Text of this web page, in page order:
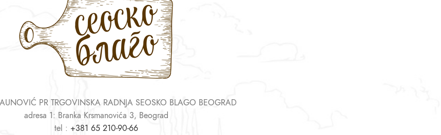
PR TRGOVINSKA RADNJA SEOSKO BLAGO BEOGRAD
adresa 1: Branka Krsmanovića 3, Beograd
tel : +381 65 210-90-66